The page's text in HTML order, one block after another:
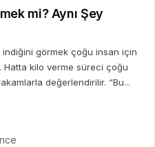
mi? Aynı Şey
indiğini görmek çoğu insan için
Hatta kilo verme süreci çoğu
değerlendirilir. “Bu...